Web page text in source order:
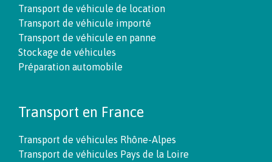
Transport de véhicule de location
Transport de véhicule importé
Transport de véhicule en panne
Stockage de véhicules
Préparation automobile
Transport en France
Transport de véhicules Rhône-Alpes
Transport de véhicules Pays de la Loire